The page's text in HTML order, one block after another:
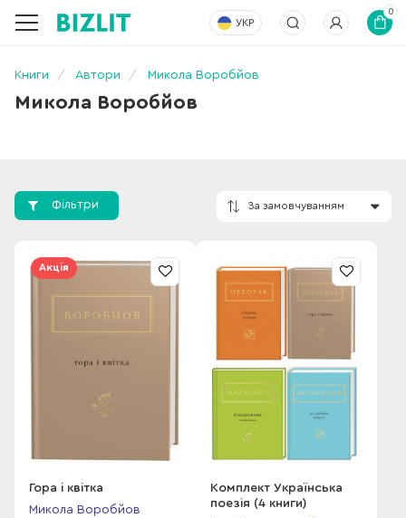
УКР
0
Книги Автори Микола Воробйов
Микола Воробйов
Фільтри
Акція
Гора і квітка
Микола Воробйов
Комплект Українська
поезія (4 книги)